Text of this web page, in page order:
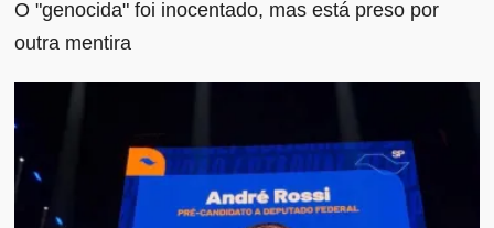
O "genocida" foi inocentado, mas está preso por
outra mentira